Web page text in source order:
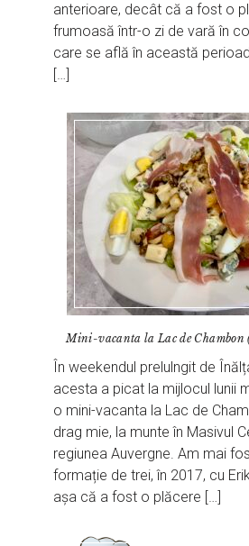
anterioare, decât că a fost o
frumoasă într-o zi de vară în
care se află în această
[…]
Mini-vacanta la Lac de Chambon
În weekendul prelulngit de
acesta a picat la mijlocul lunii
o mini-vacanta la Lac de
drag mie, la munte în Masivul
regiunea Auvergne. Am mai
formație de trei, în 2017, cu
așa că a fost o plăcere […]